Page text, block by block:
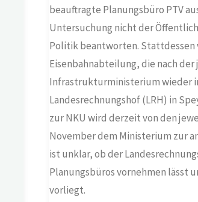
beauftragte Planungsbüro PTV
Untersuchung nicht der
Politik beantworten. Stattdessen
Eisenbahnabteilung, die nach
Infrastrukturministerium wieder
Landesrechnungshof (LRH) in
zur NKU wird derzeit von den
November dem Ministerium zur
ist unklar, ob der
Planungsbüros vornehmen lässt
vorliegt.